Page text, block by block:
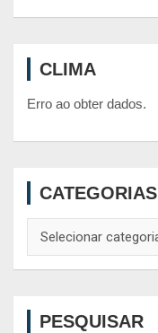
CLIMA
Erro ao obter dados.
CATEGORIAS
PESQUISAR